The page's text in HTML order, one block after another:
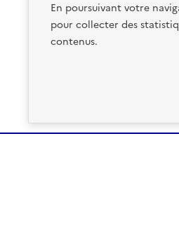
En poursuivant votre
pour collecter des
contenus.